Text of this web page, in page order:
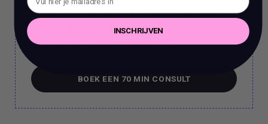
Ben je op zoek naar meer dan alleen reguliere
coaching? Bij ons, Vacature Via, kun je dan in
gesprek met 1 van onze experts.
BOEK EEN 70 MIN CONSULT
BOEK EEN 70 MIN CONSULT
INSCHRIJVEN